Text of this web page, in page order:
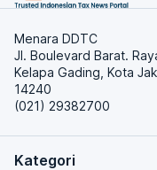
Menara DDTC
Jl. Boulevard Barat.
Kelapa Gading, Kota
14240
(021) 29382700
Kategori